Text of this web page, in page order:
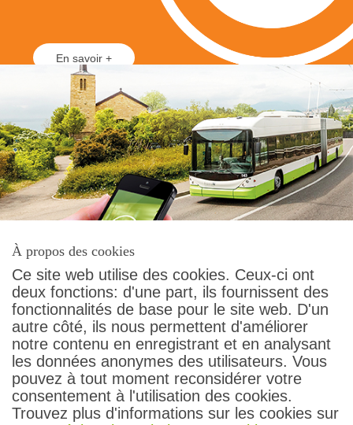
En savoir +
Contact
Conditions générales
Protection des données
Droit des passagers
Impressum
À propos des cookies
Ce site web utilise des cookies. Ceux-ci ont
deux fonctions: d'une part, ils fournissent des
fonctionnalités de base pour le site web. D'un
autre côté, ils nous permettent d'améliorer
notre contenu en enregistrant et en analysant
les données anonymes des utilisateurs. Vous
pouvez à tout moment reconsidérer votre
consentement à l'utilisation des cookies.
Trouvez plus d'informations sur les cookies sur